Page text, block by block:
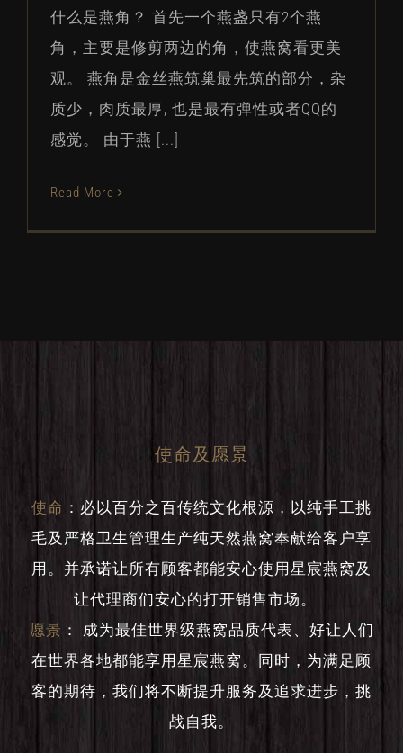
什么是燕角？ 首先一个燕盏只有2个燕
角，主要是修剪两边的角，使燕窝看更美
观。 燕角是金丝燕筑巢最先筑的部分，杂
质少，肉质最厚️, 也是最有弹性或者QQ的
感觉。 由于燕 [...]
Read More
使命及愿景
使命 ： 必以百分之百传统文化根源，以纯手工挑
毛及严格卫生管理生产纯天然燕窝奉献给客户享
用。并承诺让所有顾客都能安心使用星宸燕窝及
让代理商们安心的打开销售市场。
愿景 ：
成为最佳世界级燕窝品质代表、好让人们
在世界各地都能享用星宸燕窝。同时，为满足顾
客的期待，我们将不断提升服务及追求进步，挑
战自我。